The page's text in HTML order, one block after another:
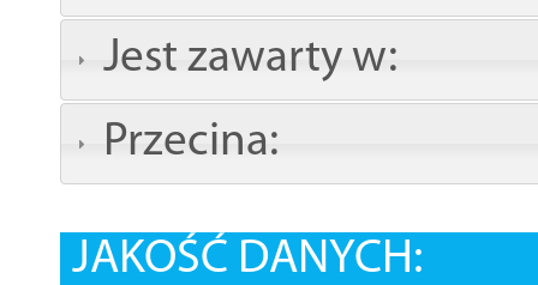
Jest zawarty w:
Przecina:
JAKOŚĆ DANYCH: